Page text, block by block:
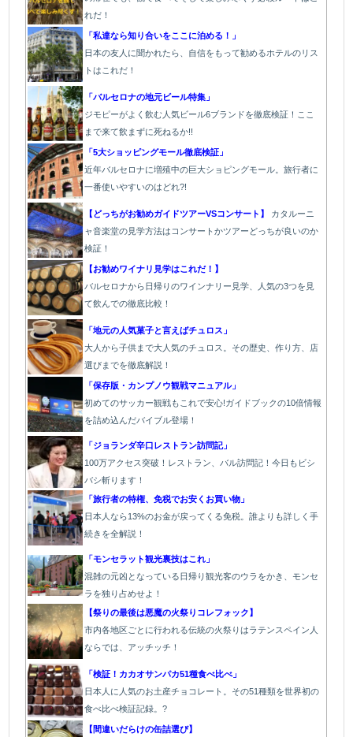
れだ！
「私達なら知り合いをここに泊める！」
日本の友人に聞かれたら、自信をもって勧めるホテルのリス
トはこれだ！
「バルセロナの地元ビール特集」
ジモピーがよく飲む人気ビール6ブランドを徹底検証！ここ
まで来て飲まずに死ねるか!!
「5大ショッピングモール徹底検証」
近年バルセロナに増殖中の巨大ショピングモール。旅行者に
一番使いやすいのはどれ?!
【どっちがお勧めガイドツアーVSコンサート】 カタルーニ
ャ音楽堂の見学方法はコンサートかツアーどっちが良いのか
検証！
【お勧めワイナリ見学はこれだ！】
バルセロナから日帰りのワインナリー見学、人気の3つを見
て飲んでの徹底比較！
「地元の人気菓子と言えばチュロス」
大人から子供まで大人気のチュロス。その歴史、作り方、店
選びまでを徹底解説！
「保存版・カンプノウ観戦マニュアル」
初めてのサッカー観戦もこれで安心!ガイドブックの10倍情報
を詰め込んだバイブル登場！
「ジョランダ辛口レストラン訪問記」
100万アクセス突破！レストラン、バル訪問記！今日もビシ
バシ斬ります！
「旅行者の特権、免税でお安くお買い物」
日本人なら13%のお金が戻ってくる免税。誰よりも詳しく手
続きを全解説！
「モンセラット観光裏技はこれ」
混雑の元凶となっている日帰り観光客のウラをかき、モンセ
ラを独り占めせよ！
【祭りの最後は悪魔の火祭りコレフォック】
市内各地区ごとに行われる伝統の火祭りはラテンスペイン人
ならでは、アッチッチ！
「検証！カカオサンパカ51種食べ比べ」
日本人に人気のお土産チョコレート。その51種類を世界初の
食べ比べ検証記録。?
【間違いだらけの缶詰選び】